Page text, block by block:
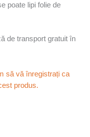
poate lipi folie de
de transport gratuit în
să vă înregistrați ca
produs.